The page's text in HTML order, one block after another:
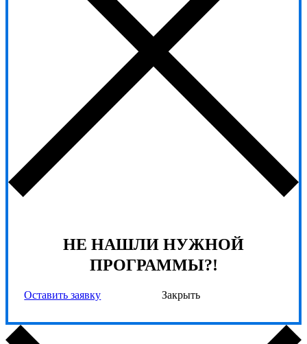
НЕ НАШЛИ НУЖНОЙ
ПРОГРАММЫ?!
Оставить заявку Закрыть